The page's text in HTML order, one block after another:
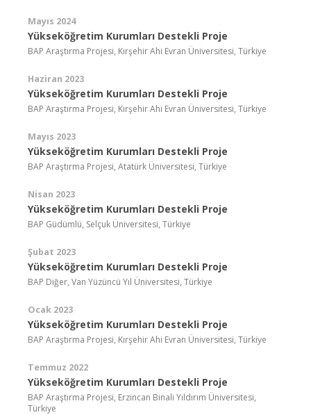
Mayıs 2024
Yükseköğretim Kurumları Destekli Proje
BAP Araştırma Projesi, Kırşehir Ahi Evran Üniversitesi, Türkiye
Haziran 2023
Yükseköğretim Kurumları Destekli Proje
BAP Araştırma Projesi, Kırşehir Ahi Evran Üniversitesi, Türkiye
Mayıs 2023
Yükseköğretim Kurumları Destekli Proje
BAP Araştırma Projesi, Atatürk Üniversitesi, Türkiye
Nisan 2023
Yükseköğretim Kurumları Destekli Proje
BAP Güdümlü, Selçuk Üniversitesi, Türkiye
Şubat 2023
Yükseköğretim Kurumları Destekli Proje
BAP Diğer, Van Yüzüncü Yıl Üniversitesi, Türkiye
Ocak 2023
Yükseköğretim Kurumları Destekli Proje
BAP Araştırma Projesi, Kırşehir Ahi Evran Üniversitesi, Türkiye
Temmuz 2022
Yükseköğretim Kurumları Destekli Proje
BAP Araştırma Projesi, Erzincan Binali Yıldırım Üniversitesi,
Türkiye